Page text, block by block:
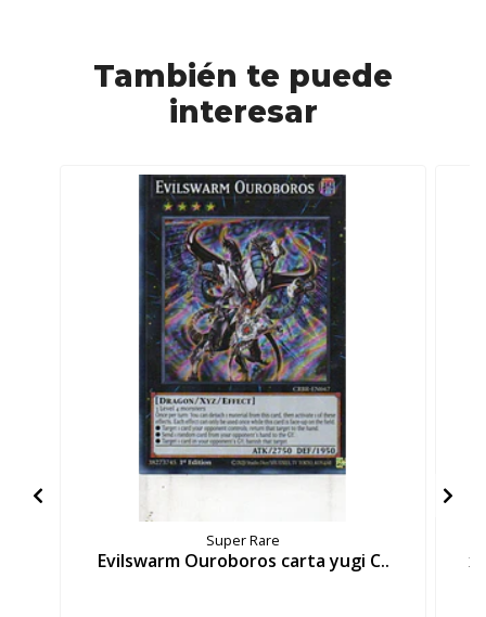
También te puede
interesar
Super Rare
Evilswarm Ouroboros carta yugi C..